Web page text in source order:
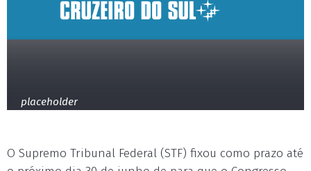
placeholder
O Supremo Tribunal Federal (STF) fixou como prazo até